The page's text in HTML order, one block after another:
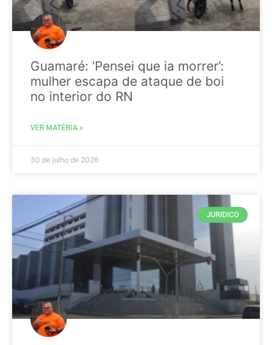
Guamaré: ‘Pensei que ia morrer’:
mulher escapa de ataque de boi
no interior do RN
VER MATÉRIA »
30 de julho de 2026
JURIDICO